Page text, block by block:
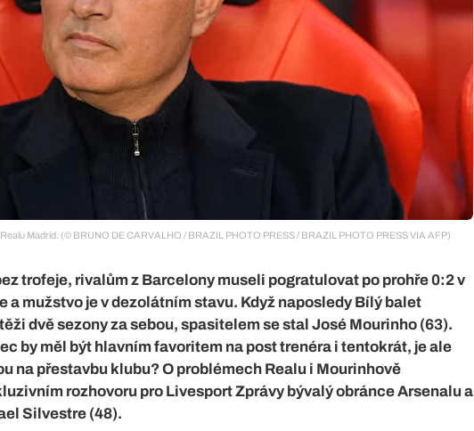
Madrid. (© BRUNO DE CARVALHO / BRAZIL PHOTO PRESS / BRAZIL PHOTO PRESS VIA AFP)
trofeje, rivalům z Barcelony museli pogratulovat po prohře 0:2 v
a mužstvo je v dezolátním stavu. Když naposledy Bílý balet
dvě sezony za sebou, spasitelem se stal José Mourinho (63).
by měl být hlavním favoritem na post trenéra i tentokrát, je ale
na přestavbu klubu? O problémech Realu i Mourinhově
rozhovoru pro Livesport Zprávy bývalý obránce Arsenalu a
Silvestre (48).